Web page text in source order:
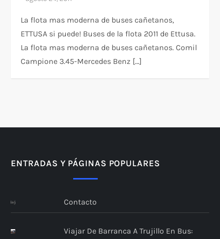
La flota mas moderna de buses cañetanos,
ETTUSA si puede! Buses de la flota 2011 de Ettusa.
La flota mas moderna de buses cañetanos. Comil
Campione 3.45-Mercedes Benz […]
ENTRADAS Y PÁGINAS POPULARES
Contacto
Viajar De Barranca A Trujillo En Bus: